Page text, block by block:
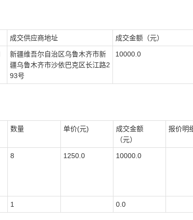
成交供应商地址 成交金额（元）
新疆维吾尔自治区乌鲁木齐市新
疆乌鲁木齐市沙依巴克区长江路2
93号
10000.0
数量 单价(元)
成交金额
（元）
报价明
8 1250.0 10000.0
1 0.0